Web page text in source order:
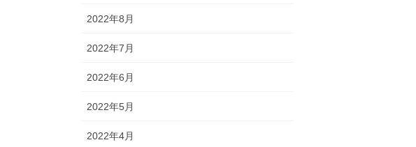
2022年8月
2022年7月
2022年6月
2022年5月
2022年4月